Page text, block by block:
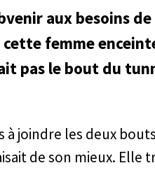
aux besoins
femme
pas le bout du
à joindre les deux
de son mieux. Elle